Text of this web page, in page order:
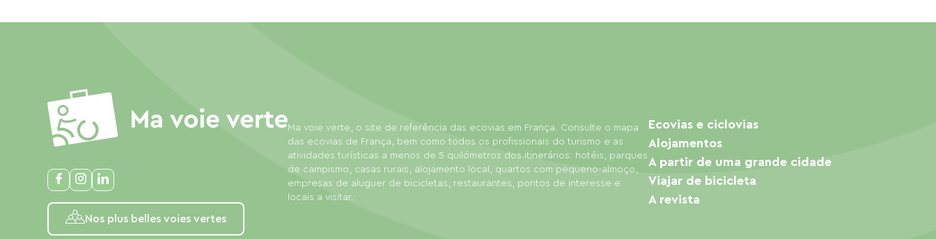
Nos plus belles voies vertes
Ma voie verte, o site de referência das ecovias em França. Consulte o mapa
das ecovias de França, bem como todos os profissionais do turismo e as
atividades turísticas a menos de 5 quilómetros dos itinerários: hotéis, parques
de campismo, casas rurais, alojamento local, quartos com pequeno-almoço,
empresas de aluguer de bicicletas, restaurantes, pontos de interesse e
locais a visitar.
Ecovias e ciclovias
Alojamentos
A partir de uma grande cidade
Viajar de bicicleta
A revista